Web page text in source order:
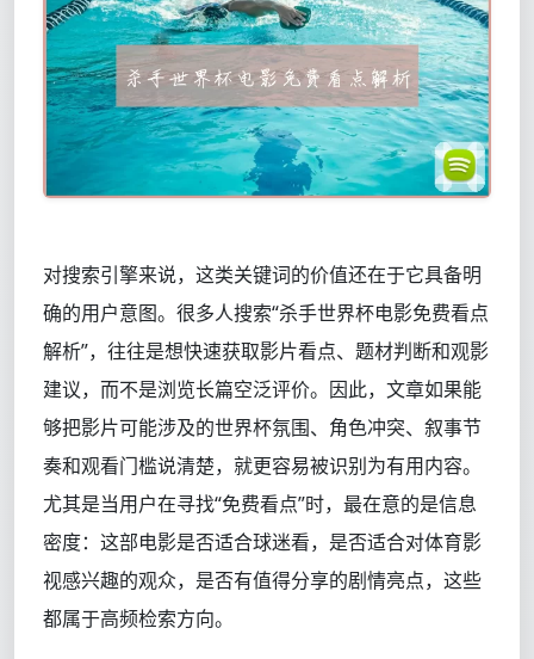
对搜索引擎来说，这类关键词的价值还在于它具备明
确的用户意图。很多人搜索“杀手世界杯电影免费看点
解析”，往往是想快速获取影片看点、题材判断和观影
建议，而不是浏览长篇空泛评价。因此，文章如果能
够把影片可能涉及的世界杯氛围、角色冲突、叙事节
奏和观看门槛说清楚，就更容易被识别为有用内容。
尤其是当用户在寻找“免费看点”时，最在意的是信息
密度：这部电影是否适合球迷看，是否适合对体育影
视感兴趣的观众，是否有值得分享的剧情亮点，这些
都属于高频检索方向。